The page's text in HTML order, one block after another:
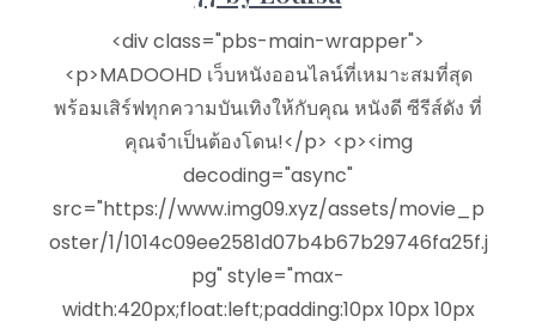
<div class="pbs-main-wrapper">
<p>MADOOHD เว็บหนังออนไลน์ที่เหมาะสมที่สุด
พร้อมเสิร์ฟทุกความบันเทิงให้กับคุณ หนังดี ซีรีส์ดัง ที่
คุณจำเป็นต้องโดน!</p> <p><img
decoding="async"
src="https://www.img09.xyz/assets/movie_p
oster/1/1014c09ee2581d07b4b67b29746fa25f.j
pg" style="max-
width:420px;float:left;padding:10px 10px 10px